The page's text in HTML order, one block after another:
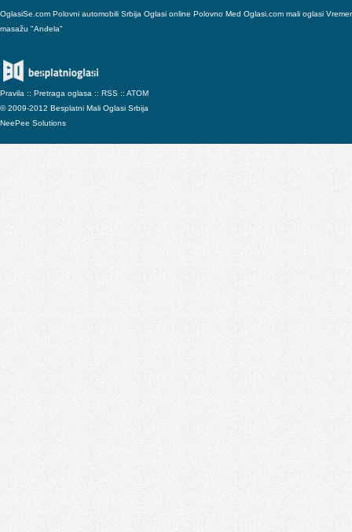
OglasiSe.com Polovni automobili Srbija Oglasi online Polovno Med Oglasi.com mali oglasi
masažu "Anđela"
Pravila :: Pretraga oglasa :: RSS :: ATOM
© 2009-2012 Besplatni Mali Oglasi Srbija
NeePee Solutions